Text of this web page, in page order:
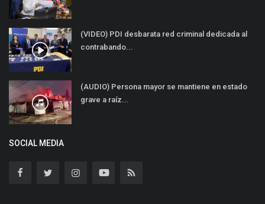
(VIDEO) PDI desbarata red criminal dedicada al
contrabando...
(AUDIO) Persona mayor se mantiene en estado
grave a raíz...
SOCIAL MEDIA